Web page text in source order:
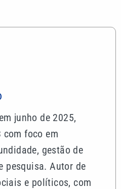
junho de 2025,
com foco em
gestão de
pesquisa. Autor de
e políticos, com